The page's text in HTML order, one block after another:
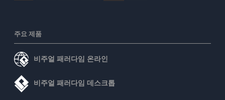
주요 제품
비주얼 패러다임 온라인
비주얼 패러다임 데스크톱